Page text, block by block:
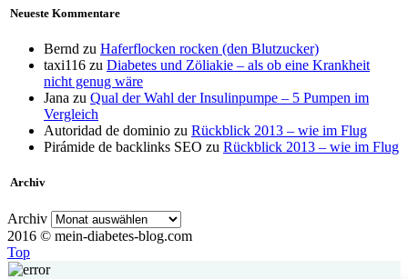
Neueste Kommentare
Bernd zu Haferflocken rocken (den Blutzucker)
taxi116 zu Diabetes und Zöliakie – als ob eine Krankheit
nicht genug wäre
Jana zu Qual der Wahl der Insulinpumpe – 5 Pumpen im
Vergleich
Autoridad de dominio zu Rückblick 2013 – wie im Flug
Pirámide de backlinks SEO zu Rückblick 2013 – wie im Flug
Archiv
Archiv
2016 © mein-diabetes-blog.com
Top